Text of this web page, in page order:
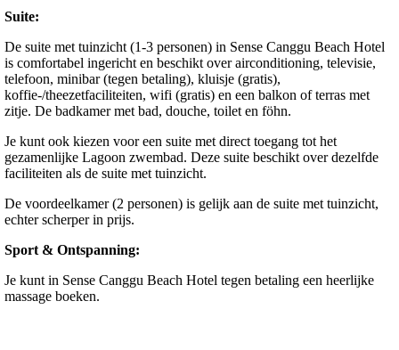
Suite:
De suite met tuinzicht (1-3 personen) in Sense Canggu Beach Hotel
is comfortabel ingericht en beschikt over airconditioning, televisie,
telefoon, minibar (tegen betaling), kluisje (gratis),
koffie-/theezetfaciliteiten, wifi (gratis) en een balkon of terras met
zitje. De badkamer met bad, douche, toilet en föhn.
Je kunt ook kiezen voor een suite met direct toegang tot het
gezamenlijke Lagoon zwembad. Deze suite beschikt over dezelfde
faciliteiten als de suite met tuinzicht.
De voordeelkamer (2 personen) is gelijk aan de suite met tuinzicht,
echter scherper in prijs.
Sport & Ontspanning:
Je kunt in Sense Canggu Beach Hotel tegen betaling een heerlijke
massage boeken.